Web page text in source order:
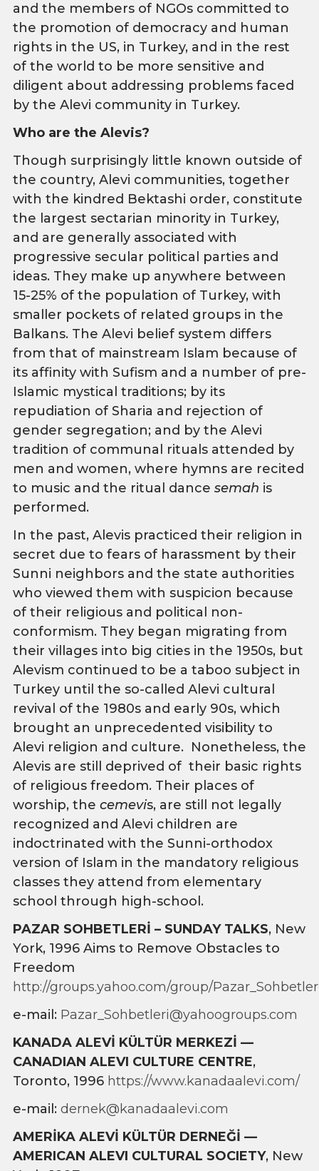
and the members of NGOs committed to
the promotion of democracy and human
rights in the US, in Turkey, and in the rest
of the world to be more sensitive and
diligent about addressing problems faced
by the Alevi community in Turkey.
Who are the Alevis?
Though surprisingly little known outside of
the country, Alevi communities, together
with the kindred Bektashi order, constitute
the largest sectarian minority in Turkey,
and are generally associated with
progressive secular political parties and
ideas. They make up anywhere between
15-25% of the population of Turkey, with
smaller pockets of related groups in the
Balkans. The Alevi belief system differs
from that of mainstream Islam because of
its affinity with Sufism and a number of pre-
Islamic mystical traditions; by its
repudiation of Sharia and rejection of
gender segregation; and by the Alevi
tradition of communal rituals attended by
men and women, where hymns are recited
to music and the ritual dance semah is
performed.
In the past, Alevis practiced their religion in
secret due to fears of harassment by their
Sunni neighbors and the state authorities
who viewed them with suspicion because
of their religious and political non-
conformism. They began migrating from
their villages into big cities in the 1950s, but
Alevism continued to be a taboo subject in
Turkey until the so-called Alevi cultural
revival of the 1980s and early 90s, which
brought an unprecedented visibility to
Alevi religion and culture. Nonetheless, the
Alevis are still deprived of their basic rights
of religious freedom. Their places of
worship, the cemevis, are still not legally
recognized and Alevi children are
indoctrinated with the Sunni-orthodox
version of Islam in the mandatory religious
classes they attend from elementary
school through high-school.
PAZAR SOHBETLERİ – SUNDAY TALKS, New
York, 1996 Aims to Remove Obstacles to
Freedom
http://groups.yahoo.com/group/
e-mail: Pazar_Sohbetleri@yahoogroups.com
KANADA ALEVİ KÜLTÜR MERKEZİ —
CANADIAN ALEVI CULTURE CENTRE,
Toronto, 1996 https://www.kanadaalevi.com/
e-mail: dernek@kanadaalevi.com
AMERİKA ALEVİ KÜLTÜR DERNEĞİ —
AMERICAN ALEVI CULTURAL SOCIETY, New